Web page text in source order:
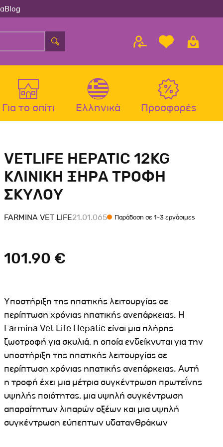
Blog
Μπολ-Ταιστρες-Ποτίστρες Σκύλου
Περιλαίμια Σκύλου
Σαμαράκια Σκύλου
Οδηγοί-Πτυσσόμενοι Οδηγοί
Παιχνίδια Σκύλου
Κουδουνάκια Σκύλου
Εκπαίδευση Σκύλου
Μπολ-Ταιστρες-Ποτίστρες Γάτας
Περιλαίμια-Σαμαράκια Γάτας
Παιχνίδια Γάτας
Ονυχοδρόμια Γάτας
Για το σπίτι Ελληνικά Προσφορές
VETLIFE HEPATIC 12KG
ΚΛΙΝΙΚΗ ΞΗΡΑ ΤΡΟΦΗ
ΣΚΥΛΟΥ
FARMINA VET LIFE21.01.065 Παράδοση σε 1-3 εργάσιμες
101.90 €
Υποστήριξη της ηπατικής λειτουργίας σε
περίπτωση χρόνιας ηπατικής ανεπάρκειας. Η
Farmina Vet Life Hepatic είναι μια πλήρης
ζωοτροφή για σκυλιά, η οποία ενδείκνυται για την
υποστήριξη της ηπατικής λειτουργίας σε
περίπτωση χρόνιας ηπατικής ανεπάρκειας. Αυτή
η τροφή έχει μια μέτρια συγκέντρωση πρωτεΐνης
υψηλής ποιότητας, μια υψηλή συγκέντρωση
απαραίτητων λιπαρών οξέων και μια υψηλή
συγκέντρωση εύπεπτων υδατανθράκων